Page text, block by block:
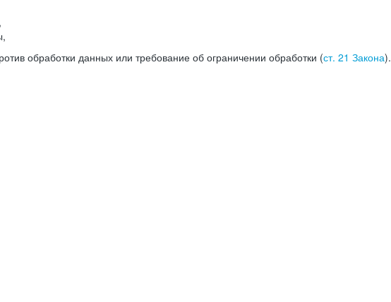
обработки данных или требование об ограничении обработки (ст. 21 Закона).